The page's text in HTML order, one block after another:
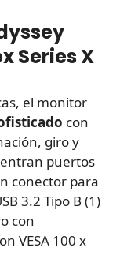
Series X
el monitor
con
giro y
puertos
conector para
3.2 Tipo B (1)
con
VESA 100 x